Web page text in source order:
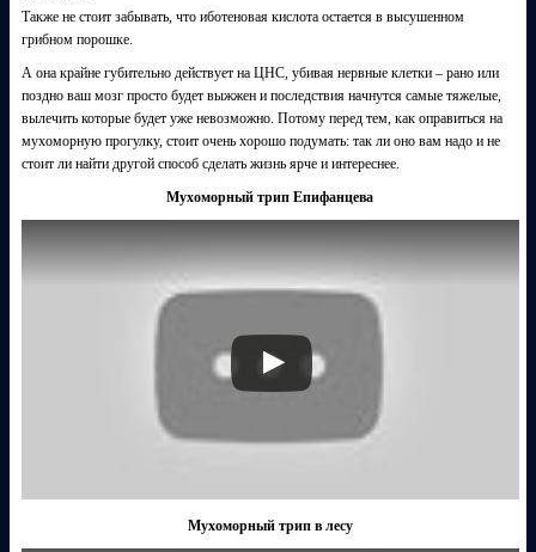
Также не стоит забывать, что иботеновая кислота остается в высушенном
грибном порошке.
А она крайне губительно действует на ЦНС, убивая нервные клетки – рано или
поздно ваш мозг просто будет выжжен и последствия начнутся самые тяжелые,
вылечить которые будет уже невозможно. Потому перед тем, как оправиться на
мухоморную прогулку, стоит очень хорошо подумать: так ли оно вам надо и не
стоит ли найти другой способ сделать жизнь ярче и интереснее.
Мухоморный трип Епифанцева
Мухоморный трип в лесу